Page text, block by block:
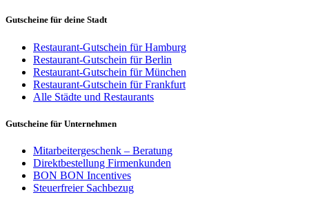
Gutscheine für deine Stadt
Restaurant-Gutschein für Hamburg
Restaurant-Gutschein für Berlin
Restaurant-Gutschein für München
Restaurant-Gutschein für Frankfurt
Alle Städte und Restaurants
Gutscheine für Unternehmen
Mitarbeitergeschenk – Beratung
Direktbestellung Firmenkunden
BON BON Incentives
Steuerfreier Sachbezug